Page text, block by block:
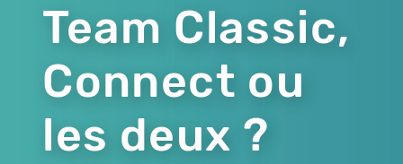
Team Classic,
Connect ou
les deux ?